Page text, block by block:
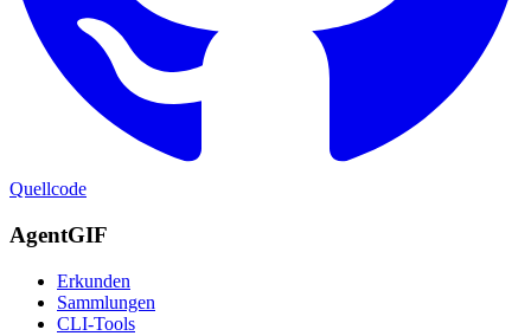
Quellcode
AgentGIF
Erkunden
Sammlungen
CLI-Tools